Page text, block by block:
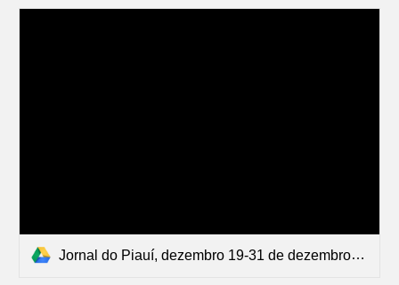
Jornal do Piauí, dezembro 19-31 de dezembro de 68.pdf